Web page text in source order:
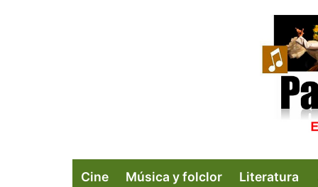
Cine Música y folclor Literatura